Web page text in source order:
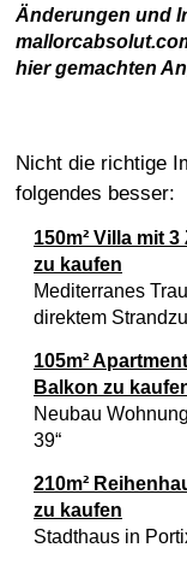
Änderungen und
hier gemachten
Nicht die richtige
folgendes besser:
150m² Villa mit
zu kaufen
Mediterranes
direktem
105m²
Balkon zu
Neubau
39“
210m²
zu kaufen
Stadthaus in